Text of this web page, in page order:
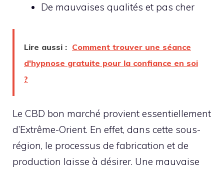
De mauvaises qualités et pas cher
Lire aussi : Comment trouver une séance
d'hypnose gratuite pour la confiance en soi
?
Le CBD bon marché provient essentiellement
d’Extrême-Orient. En effet, dans cette sous-
région, le processus de fabrication et de
production laisse à désirer. Une mauvaise